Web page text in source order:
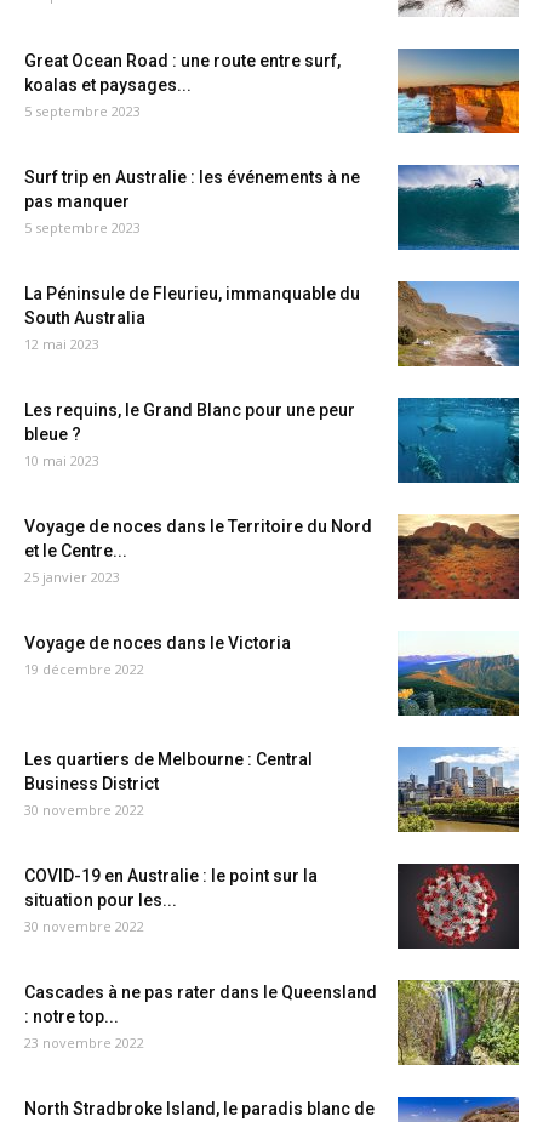
Great Ocean Road : une route entre surf,
koalas et paysages...
5 septembre 2023
Surf trip en Australie : les événements à ne
pas manquer
5 septembre 2023
La Péninsule de Fleurieu, immanquable du
South Australia
12 mai 2023
Les requins, le Grand Blanc pour une peur
bleue ?
10 mai 2023
Voyage de noces dans le Territoire du Nord
et le Centre...
25 janvier 2023
Voyage de noces dans le Victoria
19 décembre 2022
Les quartiers de Melbourne : Central
Business District
30 novembre 2022
COVID-19 en Australie : le point sur la
situation pour les...
30 novembre 2022
Cascades à ne pas rater dans le Queensland
: notre top...
23 novembre 2022
North Stradbroke Island, le paradis blanc de